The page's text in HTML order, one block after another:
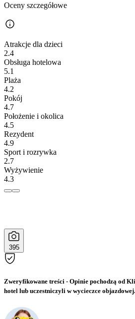
Oceny szczegółowe
Atrakcje dla dzieci
2.4
Obsługa hotelowa
5.1
Plaża
4.2
Pokój
4.7
Położenie i okolica
4.5
Rezydent
4.9
Sport i rozrywka
2.7
Wyżywienie
4.3
395
Zweryfikowane treści - Opinie pochodzą od
hotel lub uczestniczyli w wycieczce